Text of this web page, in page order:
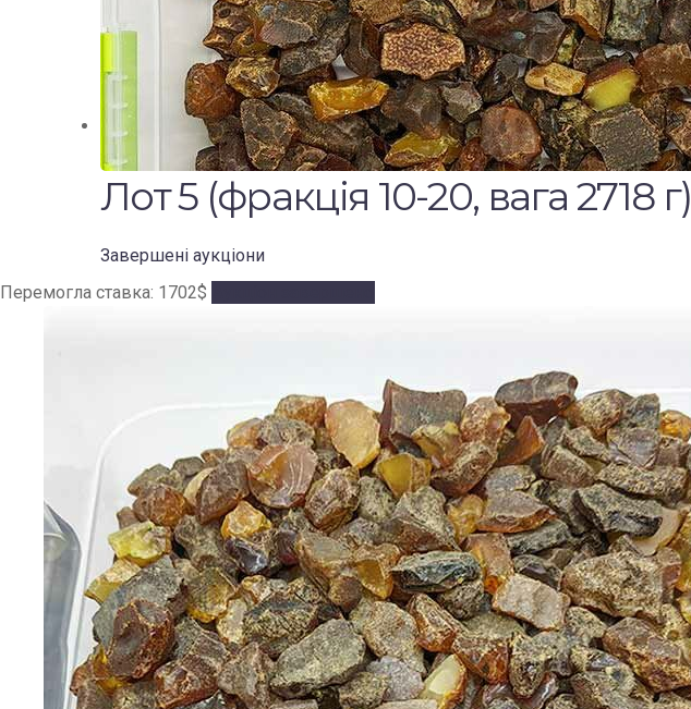
Лот 5 (фракція 10-20, вага 2718 г)
Завершені аукціони
Перемогла ставка: 1702$